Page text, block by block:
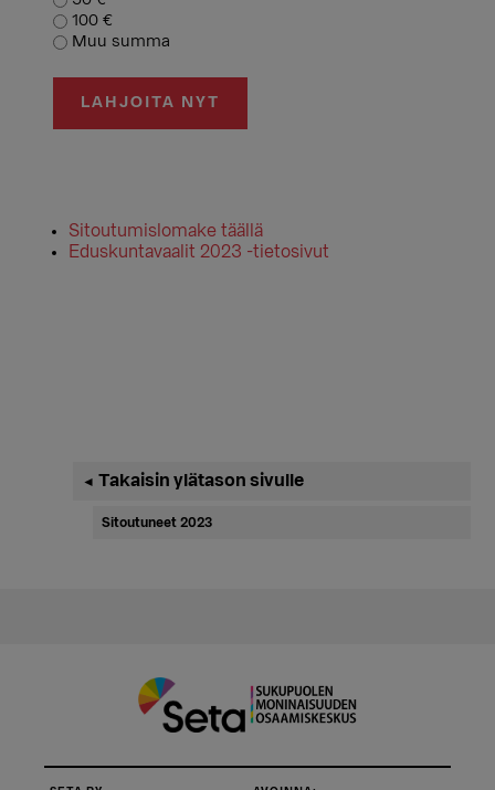
100 €
Muu summa
LAHJOITA NYT
Sitoutumislomake täällä
Eduskuntavaalit 2023 -tietosivut
Ensisijainen
sivupalkki
◄ Takaisin ylätason sivulle
Sitoutuneet 2023